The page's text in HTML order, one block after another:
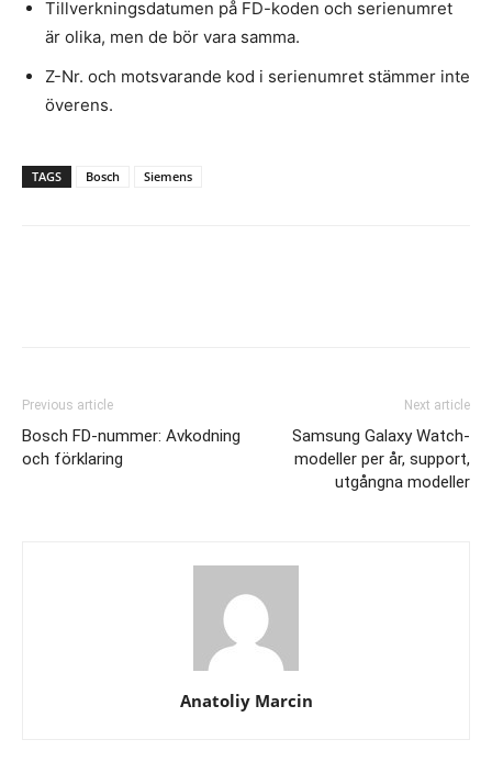
Tillverkningsdatumen på FD-koden och serienumret
är olika, men de bör vara samma.
Z-Nr. och motsvarande kod i serienumret stämmer inte
överens.
TAGS Bosch Siemens
Previous article
Bosch FD-nummer: Avkodning
och förklaring
Next article
Samsung Galaxy Watch-
modeller per år, support,
utgångna modeller
Anatoliy Marcin